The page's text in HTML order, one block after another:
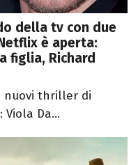
della tv con due
è aperta:
figlia, Richard
nuovi thriller di
Da...